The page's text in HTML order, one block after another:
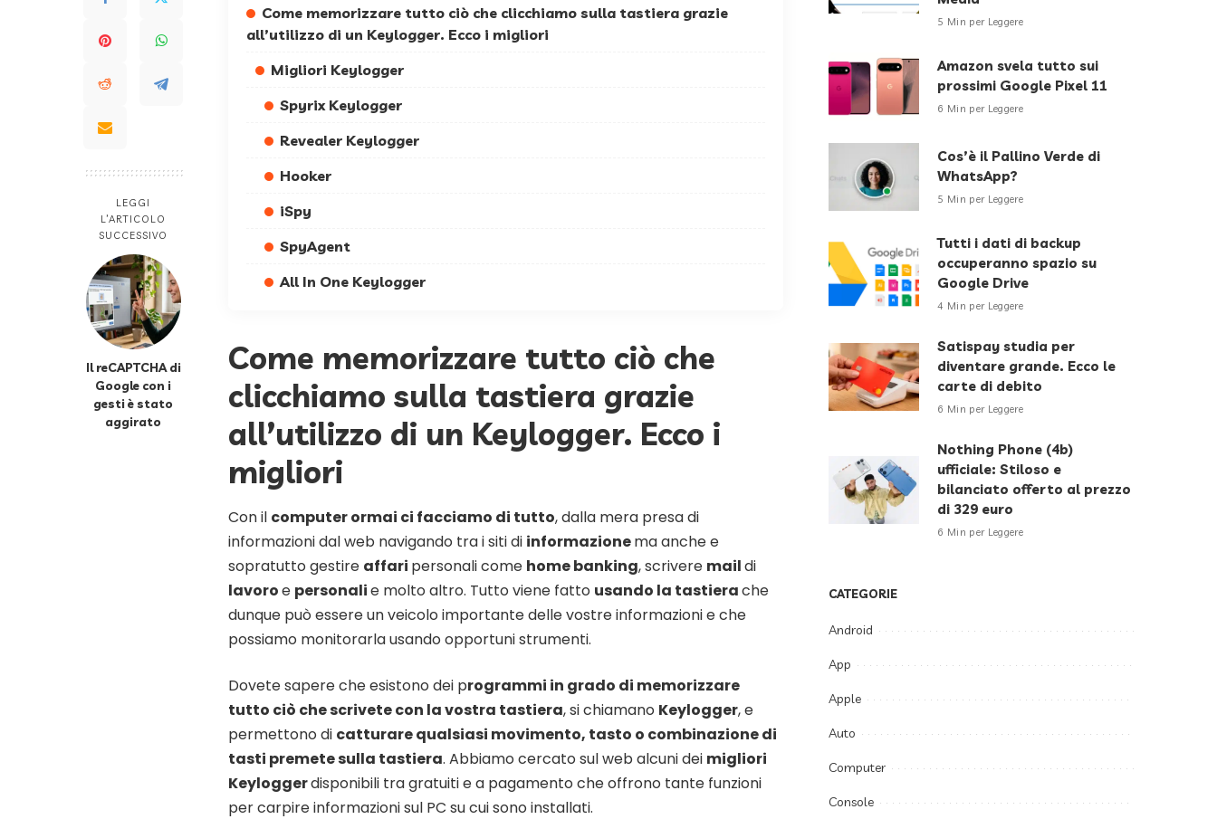
LEGGI
L’ARTICOLO
SUCCESSIVO
Il reCAPTCHA di
Google con i
gesti è stato
aggirato
Come memorizzare tutto ciò che clicchiamo sulla tastiera grazie
all’utilizzo di un Keylogger. Ecco i migliori
Migliori Keylogger
Spyrix Keylogger
Revealer Keylogger
Hooker
iSpy
SpyAgent
All In One Keylogger
Come memorizzare tutto ciò che
clicchiamo sulla tastiera grazie
all’utilizzo di un Keylogger. Ecco i
migliori
Con il computer ormai ci facciamo di tutto, dalla mera presa di
informazioni dal web navigando tra i siti di informazionema anche e
sopratutto gestire affari personali come home banking, scrivere maildi
lavoroe personalie molto altro. Tutto viene fatto usando la tastierache
dunque può essere un veicolo importante delle vostre informazioni e che
possiamo monitorarla usando opportuni strumenti.
Dovete sapere che esistono dei programmi in grado di memorizzare
tutto ciò che scrivete con la vostra tastiera, si chiamano Keylogger, e
permettono di catturare qualsiasi movimento, tasto o combinazione di
tasti premete sulla tastiera. Abbiamo cercato sul web alcuni dei migliori
Keyloggerdisponibili tra gratuiti e a pagamento che offrono tante funzioni
per carpire informazioni sul PC su cui sono installati.
5 Min per Leggere
Amazon svela tutto sui
prossimi Google Pixel 11
6 Min per Leggere
Cos’è il Pallino Verde di
WhatsApp?
5 Min per Leggere
Tutti i dati di backup
occuperanno spazio su
Google Drive
4 Min per Leggere
Satispay studia per
diventare grande. Ecco le
carte di debito
6 Min per Leggere
Nothing Phone (4b)
ufficiale: Stiloso e
bilanciato offerto al prezzo
di 329 euro
6 Min per Leggere
CATEGORIE
Android
App
Apple
Auto
Computer
Console